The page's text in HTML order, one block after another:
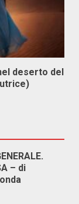
deserto del
– di